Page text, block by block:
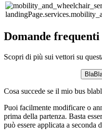
Domande
Scopri di più sui vettori su
Cosa succede se il mio bus
Puoi facilmente modificare o
prima della partenza. Basta
può essere applicata a seconda